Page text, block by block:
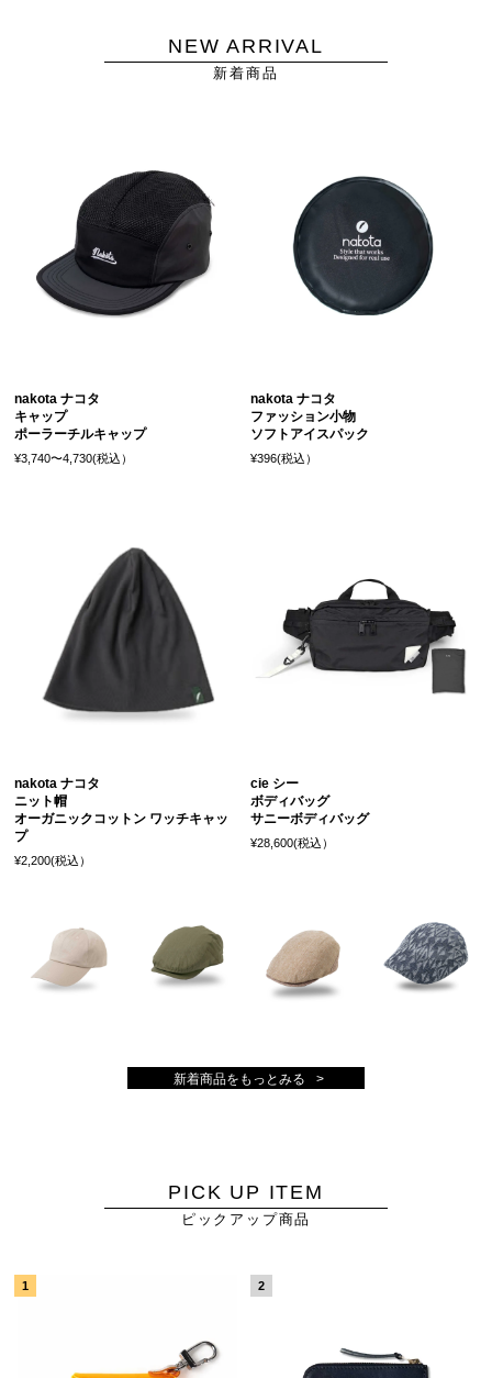
NEW ARRIVAL
新着商品
nakota ナコタ
キャップ
ポーラーチルキャップ
¥3,740〜4,730(税込）
nakota ナコタ
ファッション小物
ソフトアイスパック
¥396(税込）
nakota ナコタ
ニット帽
オーガニックコットン ワッチキャッ
プ
¥2,200(税込）
cie シー
ボディバッグ
サニーボディバッグ
¥28,600(税込）
新着商品をもっとみる
PICK UP ITEM
ピックアップ商品